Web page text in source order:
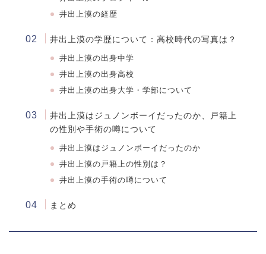
井出上漠の経歴
井出上漠の学歴について：高校時代の写真は？
井出上漠の出身中学
井出上漠の出身高校
井出上漠の出身大学・学部について
井出上漠はジュノンボーイだったのか、戸籍上
の性別や手術の噂について
井出上漠はジュノンボーイだったのか
井出上漠の戸籍上の性別は？
井出上漠の手術の噂について
まとめ